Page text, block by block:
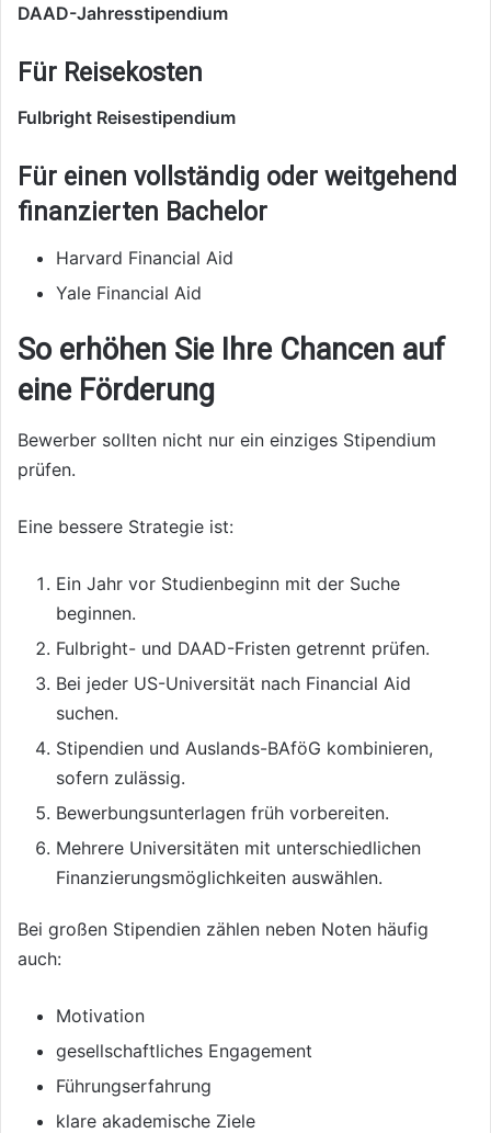
DAAD-Jahresstipendium
Für Reisekosten
Fulbright Reisestipendium
Für einen vollständig oder weitgehend
finanzierten Bachelor
Harvard Financial Aid
Yale Financial Aid
So erhöhen Sie Ihre Chancen auf
eine Förderung
Bewerber sollten nicht nur ein einziges Stipendium
prüfen.
Eine bessere Strategie ist:
Ein Jahr vor Studienbeginn mit der Suche
beginnen.
Fulbright- und DAAD-Fristen getrennt prüfen.
Bei jeder US-Universität nach Financial Aid
suchen.
Stipendien und Auslands-BAföG kombinieren,
sofern zulässig.
Bewerbungsunterlagen früh vorbereiten.
Mehrere Universitäten mit unterschiedlichen
Finanzierungsmöglichkeiten auswählen.
Bei großen Stipendien zählen neben Noten häufig
auch:
Motivation
gesellschaftliches Engagement
Führungserfahrung
klare akademische Ziele